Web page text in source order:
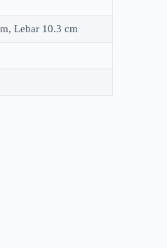
Lebar 10.3 cm